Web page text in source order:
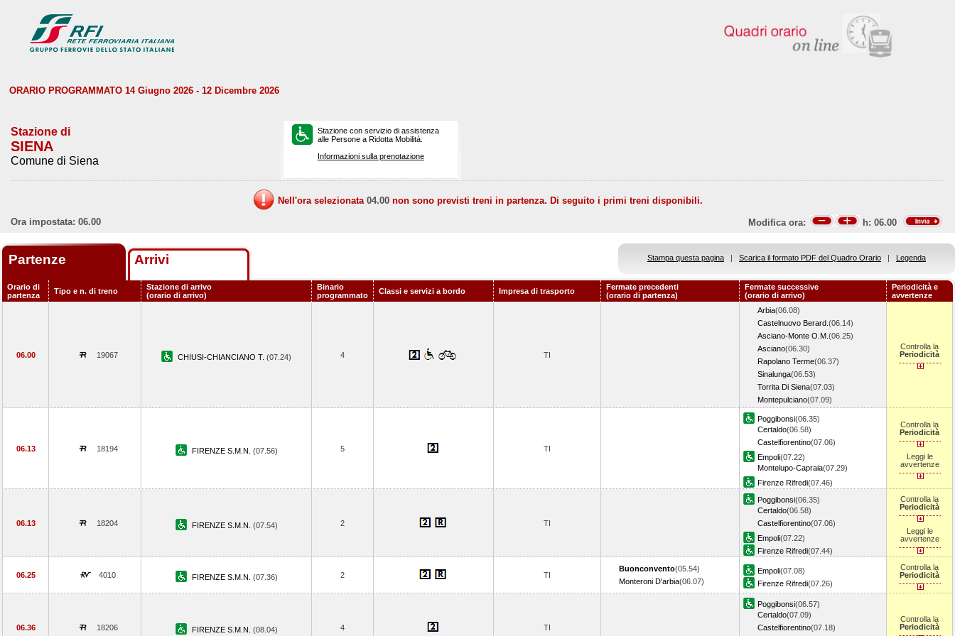
ORARIO PROGRAMMATO 14 Giugno 2026 - 12 Dicembre 2026
Stazione di
SIENA
Comune di Siena
Stazione con servizio di assistenza
alle Persone a Ridotta Mobilità.
Informazioni sulla prenotazione
Nell'ora selezionata 04.00 non sono previsti treni in partenza. Di seguito i primi treni disponibili.
Ora impostata: 06.00
Modifica ora: h: 06.00
Partenze Arrivi Stampa questa pagina | Scarica il formato PDF del Quadro Orario | Legenda
Orario di
partenza
Tipo e n. di treno
Stazione di arrivo
(orario di arrivo)
Binario
programmato
Classi e servizi a bordo Impresa di trasporto
Fermate precedenti
(orario di partenza)
Fermate successive
(orario di arrivo)
Periodicità e
avvertenze
06.00 19067 CHIUSI-CHIANCIANO T. (07.24) 4 TI
Arbia(06.08)
Castelnuovo Berard. (06.14)
Asciano-Monte O.M. (06.25)
Asciano(06.30)
Rapolano Terme(06.37)
Sinalunga(06.53)
Torrita Di Siena(07.03)
Montepulciano(07.09)
Controlla la
Periodicità
06.13 18194 FIRENZE S.M.N. (07.56) 5 TI
Poggibonsi(06.35)
Certaldo(06.58)
Castelfiorentino(07.06)
Empoli(07.22)
Montelupo-Capraia(07.29)
Firenze Rifredi(07.46)
Controlla la
Periodicità
Leggi le
avvertenze
06.13 18204 FIRENZE S.M.N. (07.54) 2 TI
Poggibonsi(06.35)
Certaldo(06.58)
Castelfiorentino(07.06)
Empoli(07.22)
Firenze Rifredi(07.44)
Controlla la
Periodicità
Leggi le
avvertenze
06.25 4010 FIRENZE S.M.N. (07.36) 2 TI
Buonconvento(05.54)
Monteroni D'arbia(06.07)
Empoli(07.08)
Firenze Rifredi(07.26)
Controlla la
Periodicità
06.36 18206 FIRENZE S.M.N. (08.04) 4 TI
Poggibonsi(06.57)
Certaldo(07.09)
Castelfiorentino(07.18)
Controlla la
Periodicità